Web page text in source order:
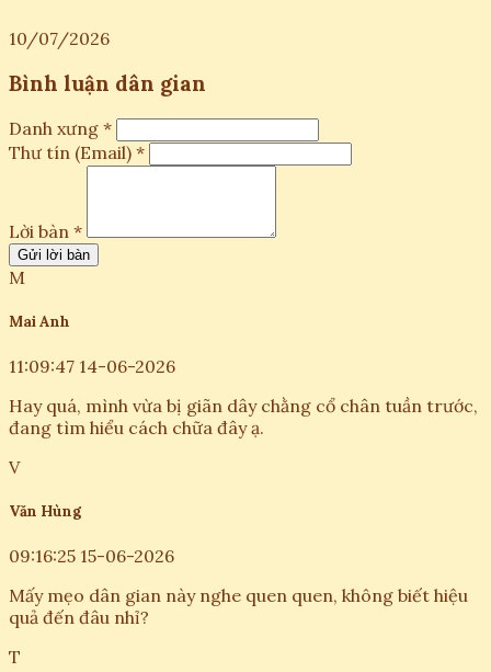
10/07/2026
Bình luận dân gian
Danh xưng *
Thư tín (Email) *
Lời bàn *
Gửi lời bàn
M
Mai Anh
11:09:47 14-06-2026
Hay quá, mình vừa bị giãn dây chằng cổ chân tuần trước,
đang tìm hiểu cách chữa đây ạ.
V
Văn Hùng
09:16:25 15-06-2026
Mấy mẹo dân gian này nghe quen quen, không biết hiệu
quả đến đâu nhỉ?
T